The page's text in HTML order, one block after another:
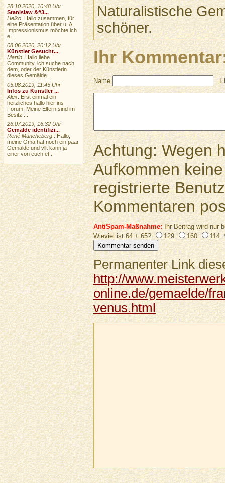
Naturalistische
schöner.
Ihr
Name
Achtung: Wegen
Aufkommen
registrierte
Kommentaren
AntiSpam-Maßnahme:Ihr Beitrag wird nur
Wieviel ist 64 + 65?
129 160 114
Permanenter Link
http://
online.de/gemaelde/
venus.html
28.10.2020, 10:48 Uhr
Stanisław &#3...
Heiko: Hallo zusammen, für
eine Präsentation über u. A.
Impressionismus möchte ich
e...
08.06.2020, 20:12 Uhr
Künstler Gesucht...
Martin: Hallo liebe
Community, ich suche nach
dem, oder der Künstlerin
dieses Gemälde...
05.08.2019, 11:45 Uhr
Infos zu Künstler ...
Alex: Erst einmal ein
herzliches hallo hier ins
Forum! Meine Eltern sind im
Besitz ...
26.07.2019, 16:32 Uhr
Gemälde identifizi...
René Müncheberg : Hallo,
meine Oma hat noch ein paar
Gemälde und vllt kann ja
einer von euch et...